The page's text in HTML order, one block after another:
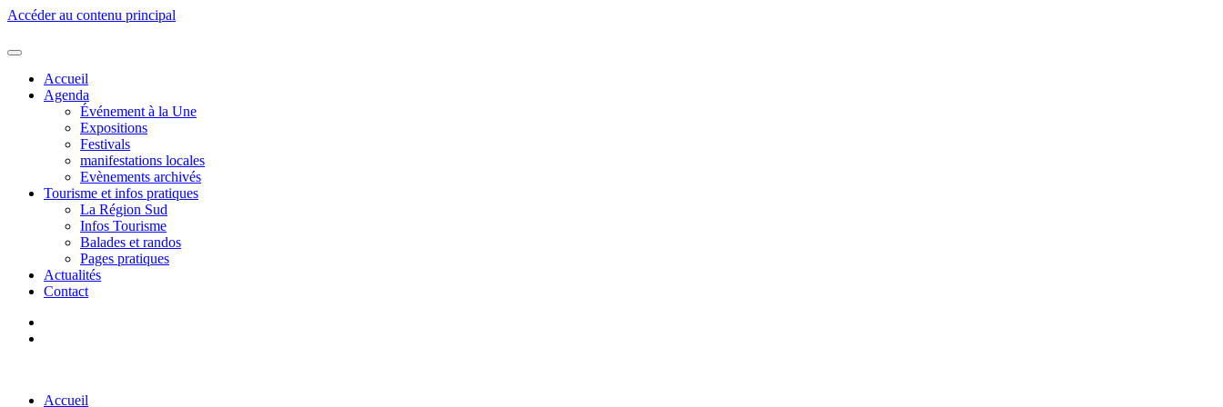
Accéder au contenu principal
Accueil
Agenda
Événement à la Une
Expositions
Festivals
manifestations locales
Evènements archivés
Tourisme et infos pratiques
La Région Sud
Infos Tourisme
Balades et randos
Pages pratiques
Actualités
Contact
Accueil